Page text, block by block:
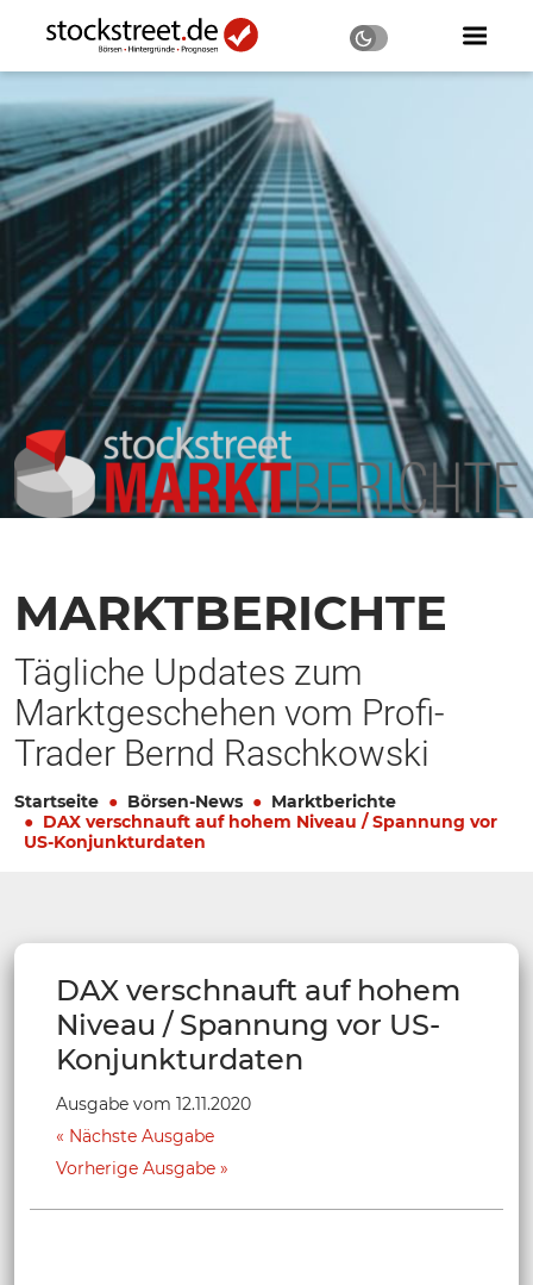
MARKTBERICHTE
Tägliche Updates zum
Marktgeschehen vom Profi-
Trader Bernd Raschkowski
Startseite Börsen-News
Marktberichte
DAX verschnauft auf hohem Niveau / Spannung vor
US-Konjunkturdaten
DAX verschnauft auf hohem
Niveau / Spannung vor US-
Konjunkturdaten
Ausgabe vom 12.11.2020
Nächste Ausgabe
Vorherige Ausgabe